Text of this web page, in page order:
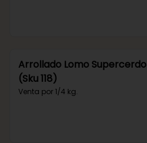
Arrollado Lomo Supercerdo
(Sku 118)
Venta por 1/4 kg.